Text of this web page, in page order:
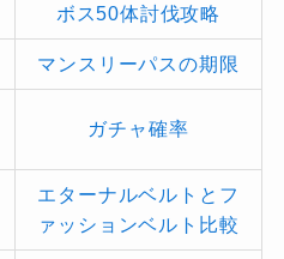
ボス50体討伐攻略
マンスリーパスの期限
ガチャ確率
エターナルベルトとフ
ァッションベルト比較